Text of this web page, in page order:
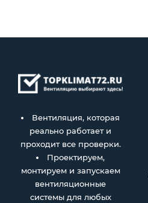
Вентиляция, которая
реально работает и
проходит все проверки.
Проектируем,
монтируем и запускаем
вентиляционные
системы для любых